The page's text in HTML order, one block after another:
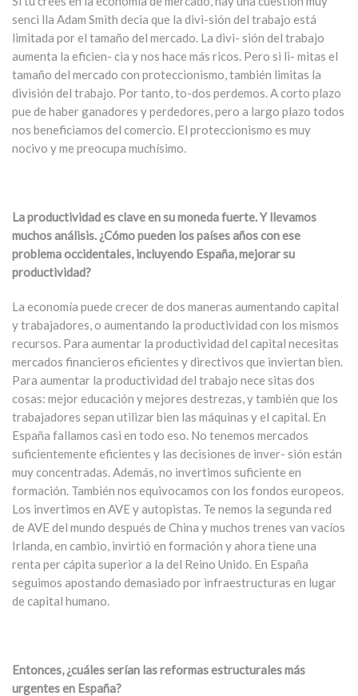
senci lla Adam Smith decia que la divi-sión del trabajo está
limitada por el tamaño del mercado. La divi- sión del trabajo
aumenta la eficien- cia y nos hace más ricos. Pero si li- mitas el
tamaño del mercado con proteccionismo, también limitas la
división del trabajo. Por tanto, to-dos perdemos. A corto plazo
pue de haber ganadores y perdedores, pero a largo plazo todos
nos beneficiamos del comercio. El proteccionismo es muy
nocivo y me preocupa muchísimo.
La productividad es clave en su moneda fuerte. Y llevamos
muchos análisis. ¿Cómo pueden los países años con ese
problema occidentales, incluyendo España, mejorar su
productividad?
La economía puede crecer de dos maneras aumentando capital
y trabajadores, o aumentando la productividad con los mismos
recursos. Para aumentar la productividad del capital necesitas
mercados financieros eficientes y directivos que inviertan bien.
Para aumentar la productividad del trabajo nece sitas dos
cosas: mejor educación y mejores destrezas, y también que los
trabajadores sepan utilizar bien las máquinas y el capital. En
España fallamos casi en todo eso. No tenemos mercados
suficientemente eficientes y las decisiones de inver- sión están
muy concentradas. Además, no invertimos suficiente en
formación. También nos equivocamos con los fondos europeos.
Los invertimos en AVE y autopistas. Te nemos la segunda red
de AVE del mundo después de China y muchos trenes van vacíos
Irlanda, en cambio, invirtió en formación y ahora tiene una
renta per cápita superior a la del Reino Unido. En España
seguimos apostando demasiado por infraestructuras en lugar
de capital humano.
Entonces, ¿cuáles serían las reformas estructurales más
urgentes en España?